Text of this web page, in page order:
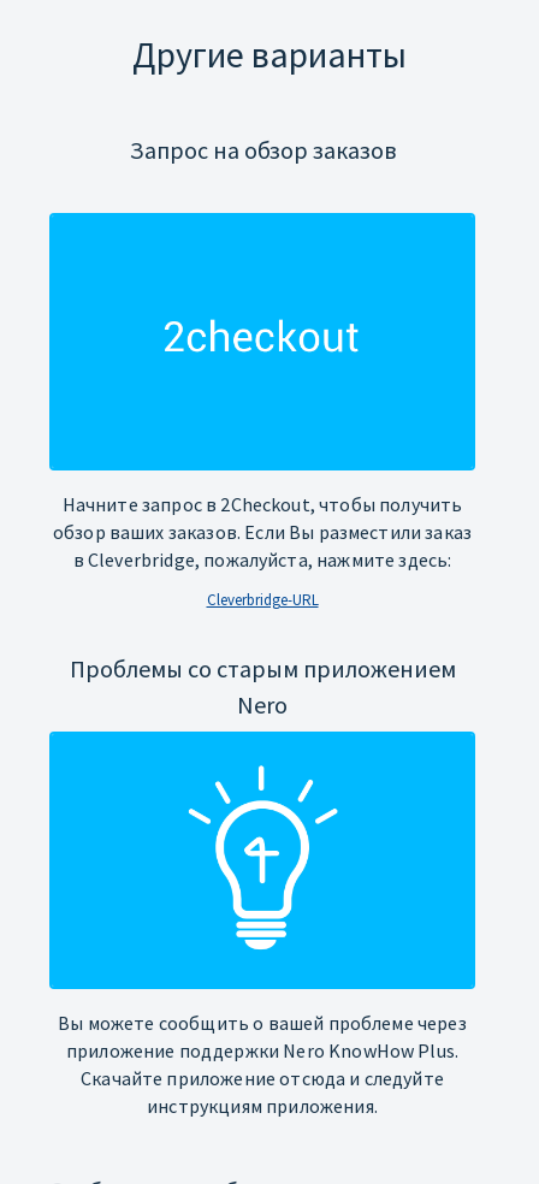
Другие варианты
Запрос на обзор заказов
Начните запрос в 2Checkout, чтобы получить
обзор ваших заказов. Если Вы разместили заказ
в Cleverbridge, пожалуйста, нажмите здесь:
Cleverbridge-URL
Проблемы со старым приложением
Nero
Вы можете сообщить о вашей проблеме через
приложение поддержки Nero KnowHow Plus.
Скачайте приложение отсюда и следуйте
инструкциям приложения.